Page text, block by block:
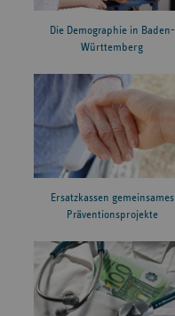
Die Demographie in Baden-
Württemberg
Ersatzkassen gemeinsames
Präventionsprojekte